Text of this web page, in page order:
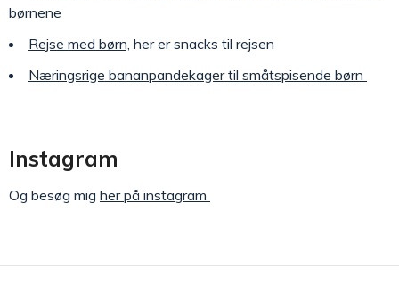
børnene
Rejse med børn, her er snacks til rejsen
Næringsrige bananpandekager til småtspisende børn
Instagram
Og besøg mig her på instagram